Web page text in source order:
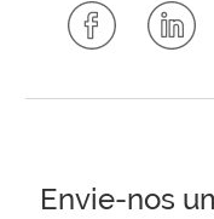
Envie-nos